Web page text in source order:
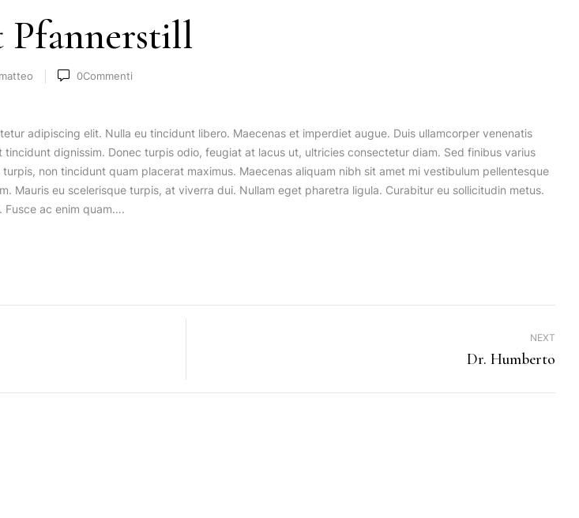
Pfannerstill
matteo 0Commenti
adipiscing elit. Nulla eu tincidunt libero. Maecenas et imperdiet augue. Duis ullamcorper venenatis
tincidunt dignissim. Donec turpis odio, feugiat at lacus ut, ultricies consectetur diam. Sed finibus varius
non tincidunt quam placerat maximus. Maecenas aliquam nibh sit amet mi vestibulum pellentesque
Mauris eu scelerisque turpis, at viverra dui. Nullam eget pharetra ligula. Curabitur eu sollicitudin metus.
Fusce ac enim quam….
NEXT
Dr. Humberto